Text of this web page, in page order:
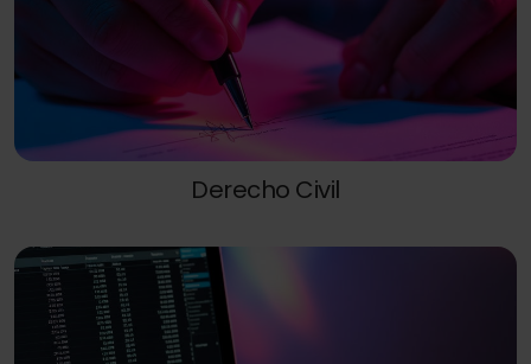
Derecho Civil